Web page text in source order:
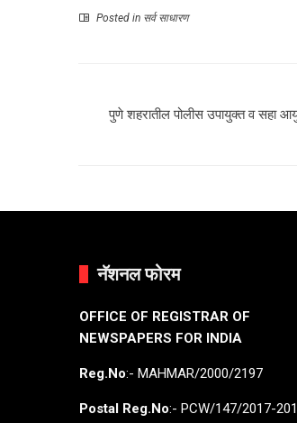
Posted in सर्व साधारण
पुणे शहरातील पोलीस उपायुक्त व सहा
नॅशनल फोरम
OFFICE OF REGISTRAR OF
NEWSPAPERS FOR INDIA
Reg.No:- MAHMAR/2000/2197
Postal Reg.No:- PCW/147/2017-